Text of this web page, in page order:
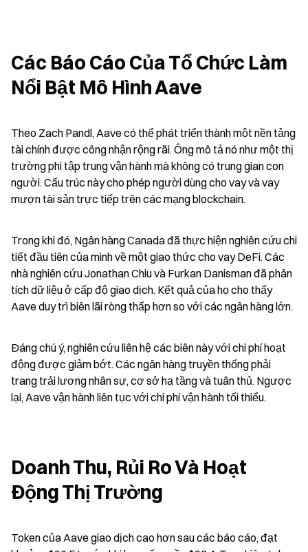
Các Báo Cáo Của Tổ Chức Làm
Nổi Bật Mô Hình Aave
Theo Zach Pandl, Aave có thể phát triển thành một nền tảng
tài chính được công nhận rộng rãi. Ông mô tả nó như một thị
trường phi tập trung vận hành mà không có trung gian con
người. Cấu trúc này cho phép người dùng cho vay và vay
mượn tài sản trực tiếp trên các mạng blockchain.
Trong khi đó, Ngân hàng Canada đã thực hiện nghiên cứu chi
tiết đầu tiên của mình về một giao thức cho vay DeFi. Các
nhà nghiên cứu Jonathan Chiu và Furkan Danisman đã phân
tích dữ liệu ở cấp độ giao dịch. Kết quả của họ cho thấy
Aave duy trì biên lãi ròng thấp hơn so với các ngân hàng lớn.
Đáng chú ý, nghiên cứu liên hệ các biên này với chi phí hoạt
động được giảm bớt. Các ngân hàng truyền thống phải
trang trải lương nhân sự, cơ sở hạ tầng và tuân thủ. Ngược
lại, Aave vận hành liên tục với chi phí vận hành tối thiểu.
Doanh Thu, Rủi Ro Và Hoạt
Động Thị Trường
Token của Aave giao dịch cao hơn sau các báo cáo, đạt